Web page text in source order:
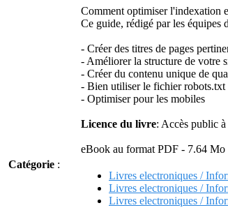
Comment optimiser l'indexation
Ce guide, rédigé par les équipes
- Créer des titres de pages
- Améliorer la structure de votre
- Créer du contenu unique de
- Bien utiliser le fichier robots.txt
- Optimiser pour les mobiles
Licence du livre: Accès public
eBook au format PDF - 7.64 Mo
Catégorie :
Livres electroniques /
Livres electroniques /
Livres electroniques /